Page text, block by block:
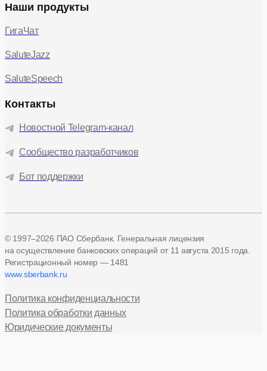
Наши продукты
ГигаЧат
SaluteJazz
SaluteSpeech
Контакты
Новостной Telegram-канал
Сообщество разработчиков
Бот поддержки
© 1997–2026 ПАО Сбербанк. Генеральная лицензия
на осуществление банковских операций от 11 августа 2015 года.
Регистрационный номер — 1481
www.sberbank.ru
Политика конфиденциальности
Политика обработки данных
Юридические документы